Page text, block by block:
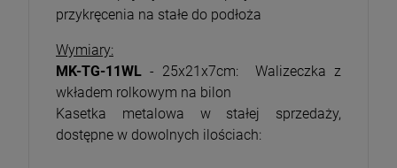
przykręcenia na stałe do podłoża
Wymiary:
MK-TG-11WL - 25x21x7cm: Walizeczka z
wkładem rolkowym na bilon
Kasetka metalowa w stałej sprzedaży,
dostępne w dowolnych ilościach: